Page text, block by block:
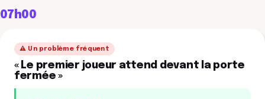
07h00
⚠️ Un problème fréquent
« Le premier joueur attend devant la porte
fermée »